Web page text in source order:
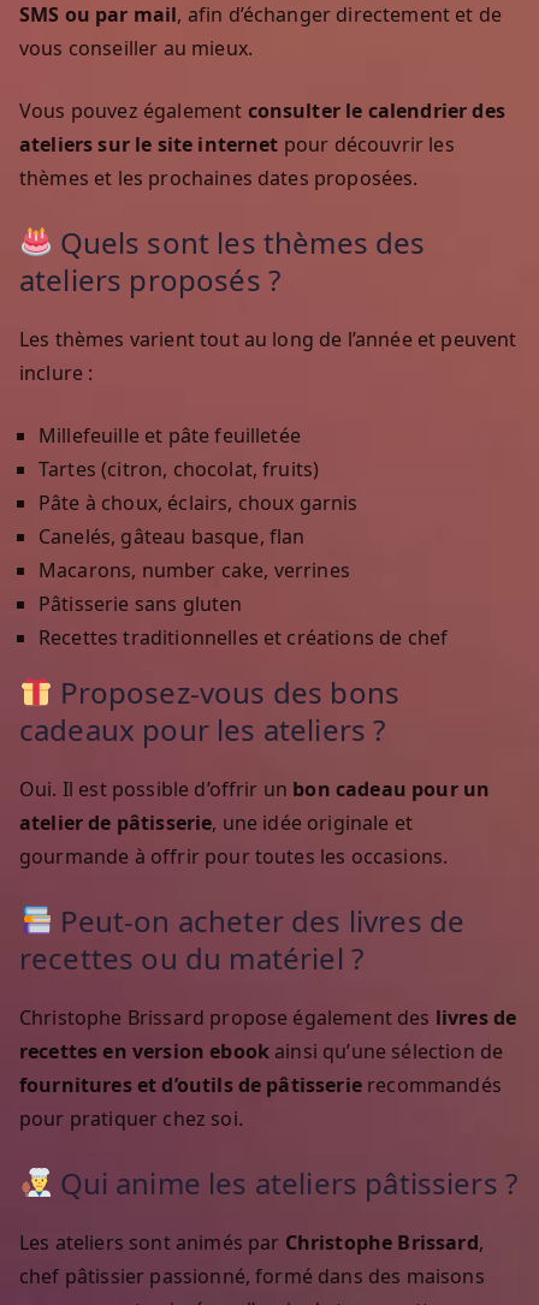
SMS ou par mail, afin d’échanger directement et de
vous conseiller au mieux.
Vous pouvez également consulter le calendrier des
ateliers sur le site internet pour découvrir les
thèmes et les prochaines dates proposées.
Quels sont les thèmes des
ateliers proposés ?
Les thèmes varient tout au long de l’année et peuvent
inclure :
Millefeuille et pâte feuilletée
Tartes (citron, chocolat, fruits)
Pâte à choux, éclairs, choux garnis
Canelés, gâteau basque, flan
Macarons, number cake, verrines
Pâtisserie sans gluten
Recettes traditionnelles et créations de chef
Proposez-vous des bons
cadeaux pour les ateliers ?
Oui. Il est possible d’offrir un bon cadeau pour un
atelier de pâtisserie, une idée originale et
gourmande à offrir pour toutes les occasions.
Peut-on acheter des livres de
recettes ou du matériel ?
Christophe Brissard propose également des livres de
recettes en version ebook ainsi qu’une sélection de
fournitures et d’outils de pâtisserierecommandés
pour pratiquer chez soi.
Qui anime les ateliers pâtissiers ?
Les ateliers sont animés par Christophe Brissard,
chef pâtissier passionné, formé dans des maisons